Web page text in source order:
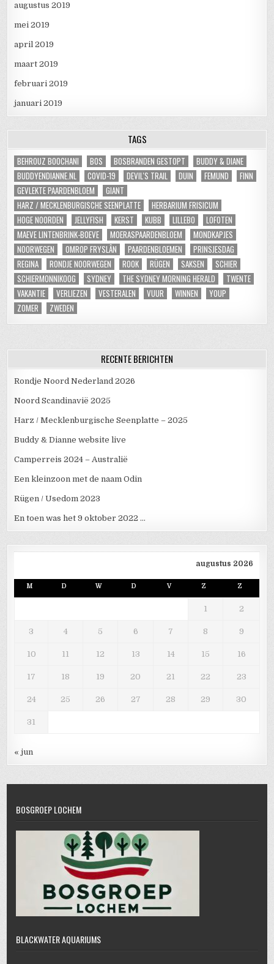
augustus 2019
mei 2019
april 2019
maart 2019
februari 2019
januari 2019
TAGS
BEHROUZ BOOCHANI BOS BOSBRANDEN GESTOPT
BUDDY & DIANE
BUDDYENDIANNE.NL
COVID-19 DEVIL'S TRAIL DUIN FEMUND
FINN
GEVLEKTE PAARDENBLOEM
GIANT
HARZ / MECKLENBURGISCHE SEENPLATTE
HERBARIUM FRISICUM
HOGE NOORDEN
JELLYFISH KERST KUBB LILLEBO
LOFOTEN
MAEVE LINTENBRINK-BOEVE
MOERASPAARDENBLOEM
MONDKAPJES
NOORWEGEN
OMROP FRYSLÂN PAARDENBLOEMEN
PRINSJESDAG
REGINA
RONDJE NOORWEGEN ROOK RÜGEN SAKSEN
SCHIER
SCHIERMONNIKOOG
SYDNEY THE SYDNEY MORNING HERALD
TWENTE
VAKANTIE
VERLIEZEN VESTERALEN VUUR WINNEN
YOUP
ZOMER
ZWEDEN
RECENTE BERICHTEN
Rondje Noord Nederland 2026
Noord Scandinavië 2025
Harz / Mecklenburgische Seenplatte – 2025
Buddy & Dianne website live
Camperreis 2024 – Australië
Een kleinzoon met de naam Odin
Rügen / Usedom 2023
En toen was het 9 oktober 2022 …
augustus 2026
M D W D V Z Z
1 2
3 4 5 6 7 8 9
10 11 12 13 14 15 16
17 18 19 20 21 22 23
24 25 26 27 28 29 30
31
« jun
BOSGROEP LOCHEM
BLACKWATER AQUARIUMS